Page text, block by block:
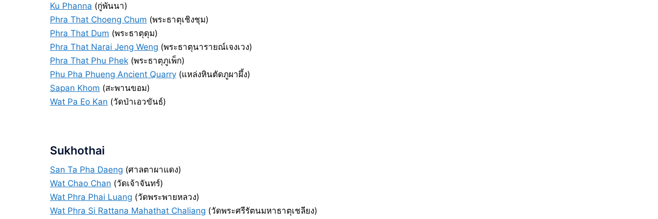
Ku Phanna (กู่พันนา)
Phra That Choeng Chum (พระธาตุเชิงชุม)
Phra That Dum (พระธาตุดุม)
Phra That Narai Jeng Weng (พระธาตุนารายณ์เจงเวง)
Phra That Phu Phek (พระธาตุภูเพ็ก)
Phu Pha Phueng Ancient Quarry (แหล่งหินตัดภูผาผึ้ง)
Sapan Khom (สะพานขอม)
Wat Pa Eo Kan (วัดป่าเอวขันธ์)
Sukhothai
San Ta Pha Daeng (ศาลตาผาแดง)
Wat Chao Chan (วัดเจ้าจันทร์)
Wat Phra Phai Luang (วัดพระพายหลวง)
Wat Phra Si Rattana Mahathat Chaliang (วัดพระศรีรัตนมหาธาตุเชลียง)